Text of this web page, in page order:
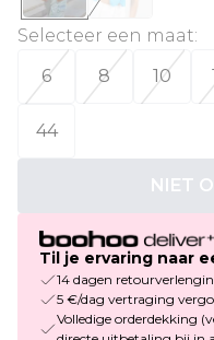
Selecteer een maat:
6
8 10
44
NIET
Til je ervaring naar
14 dagen
5 €/dag vertraging
Volledige orderdekking